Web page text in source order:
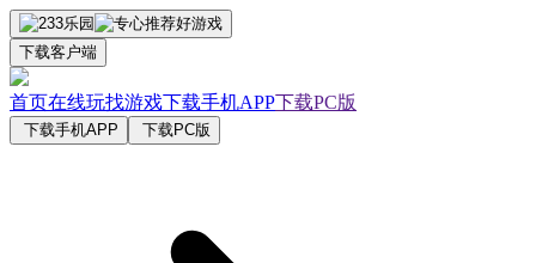
下载客户端
首页在线玩找游戏下载手机APP下载PC版
下载手机APP 下载PC版